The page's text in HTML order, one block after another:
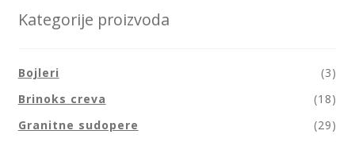
Kategorije proizvoda
Bojleri
(3)
Brinoks creva
(18)
Granitne sudopere
(29)